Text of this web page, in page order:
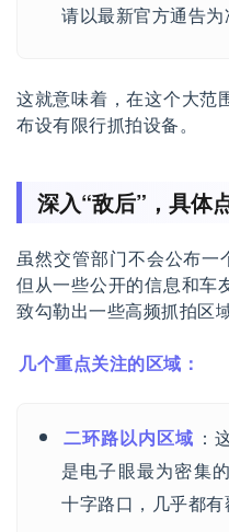
请以最新官方通告为
这就意味着，在这个大范
布设有限行抓拍设备。
深入“敌后”，具体
虽然交管部门不会公布一
但从一些公开的信息和车
致勾勒出一些高频抓拍区域
几个重点关注的区域：
二环路以内区域 ：
是电子眼最为密集
十字路口，几乎都有